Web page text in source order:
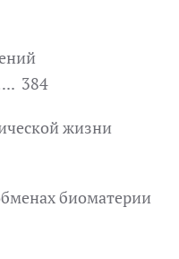
384
жизни
биоматерии